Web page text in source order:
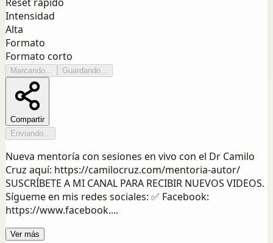
Intensidad
Alta
Formato
Formato corto
Marcando... Guardando...
Compartir
Enviando...
Nueva mentoría con sesiones en vivo con el Dr Camilo
Cruz aquí: https://camilocruz.com/mentoria-autor/
SUSCRÍBETE A MI CANAL PARA RECIBIR NUEVOS VIDEOS.
Sígueme en mis redes sociales: ✅ Facebook:
https://www.facebook....
Ver más